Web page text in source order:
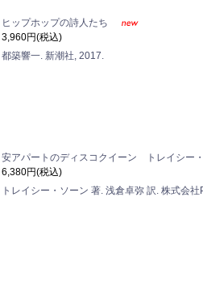
ヒップホップの詩人たち
3,960円(税込)
都築響一. 新潮社, 2017.
安アパートのディスコクイーン トレイシー
6,380円(税込)
トレイシー・ソーン 著. 浅倉卓弥 訳. 株式会